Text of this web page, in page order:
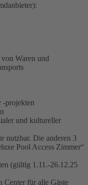
Waren und
-projekten
und kultureller
nutzbar. Die anderen 3
Pool Access Zimmer“
(gültig 1.11.-26.12.25
Center für alle Gäste